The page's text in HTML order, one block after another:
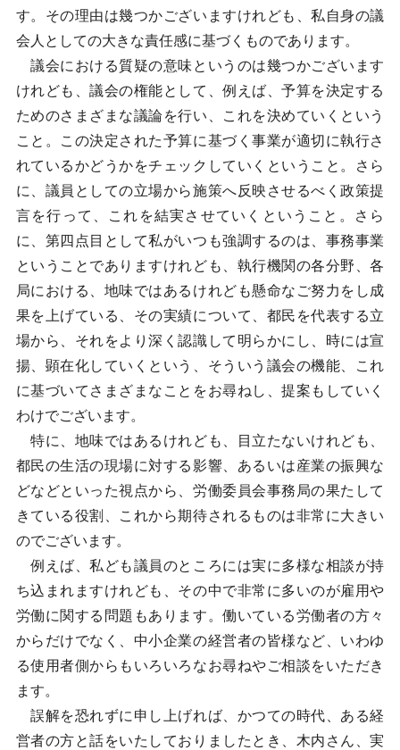
す。その理由は幾つかございますけれども、私自身の議
会人としての大きな責任感に基づくものであります。
議会における質疑の意味というのは幾つかございます
けれども、議会の権能として、例えば、予算を決定する
ためのさまざまな議論を行い、これを決めていくという
こと。この決定された予算に基づく事業が適切に執行さ
れているかどうかをチェックしていくということ。さら
に、議員としての立場から施策へ反映させるべく政策提
言を行って、これを結実させていくということ。さら
に、第四点目として私がいつも強調するのは、事務事業
ということでありますけれども、執行機関の各分野、各
局における、地味ではあるけれども懸命なご努力をし成
果を上げている、その実績について、都民を代表する立
場から、それをより深く認識して明らかにし、時には宣
揚、顕在化していくという、そういう議会の機能、これ
に基づいてさまざまなことをお尋ねし、提案もしていく
わけでございます。
特に、地味ではあるけれども、目立たないけれども、
都民の生活の現場に対する影響、あるいは産業の振興な
どなどといった視点から、労働委員会事務局の果たして
きている役割、これから期待されるものは非常に大きい
のでございます。
例えば、私ども議員のところには実に多様な相談が持
ち込まれますけれども、その中で非常に多いのが雇用や
労働に関する問題もあります。働いている労働者の方々
からだけでなく、中小企業の経営者の皆様など、いわゆ
る使用者側からもいろいろなお尋ねやご相談をいただき
ます。
誤解を恐れずに申し上げれば、かつての時代、ある経
営者の方と話をいたしておりましたとき、木内さん、実